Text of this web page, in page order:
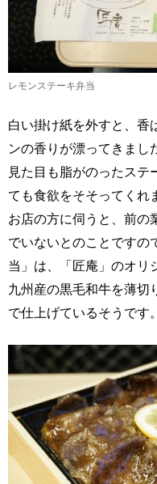
レモンステーキ弁当
白い掛け紙を外すと、香
ンの香りが漂ってきまし
見た目も脂がのったステ
ても食欲をそそってくれ
お店の方に伺うと、前の
でいないとのことですの
当」は、「匠庵」のオリ
九州産の黒毛和牛を薄切
で仕上げているそうです。